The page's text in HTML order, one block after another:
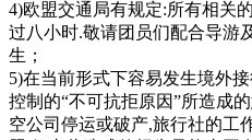
4)欧盟交通局有规定:所有相关
过八小时.敬请团员们配合导游
生；
5)在当前形式下容易发生境外
控制的“不可抗拒原因”所造成
空公司停运或破产,旅行社的工